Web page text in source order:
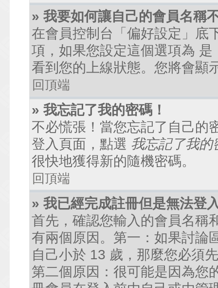
» 我要如何讓自己的會員名稱
在會員控制台「偏好設定」底
項，如果您設定這個選項為 是
看到您的上線狀態。您將會顯
回頂端
» 我忘記了我的密碼！
不必慌張！當您忘記了自己的
登入頁面，點選 我忘記了我的
很快地獲得新的隨機密碼。
回頂端
» 我已經完成註冊但是無法登
首先，確認您輸入的會員名稱
有兩個原因。第一：如果討論
自己小於 13 歲，那麼您必須
第二個原因：很可能是因為您